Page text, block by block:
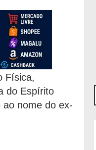
Física,
do Espírito
ao nome do ex-